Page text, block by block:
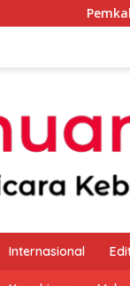
Pemkab Kaur Mulai
Internasional